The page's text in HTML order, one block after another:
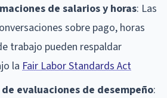
de salarios y horas: Las
sobre pago, horas
trabajo pueden respaldar
la Fair Labor Standards Act
evaluaciones de desempeño: